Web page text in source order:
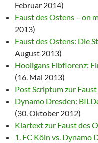
Februar 2014)
Faust des Ostens – on
2013)
Faust des Ostens: Die
August 2013)
Hooligans Elbflorenz:
(16. Mai 2013)
Post Scriptum zur
Dynamo Dresden:
(30. Oktober 2012)
Klartext zur Faust des
1. FC Köln vs. Dynamo